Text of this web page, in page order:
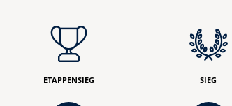
ETAPPENSIEG SIEG